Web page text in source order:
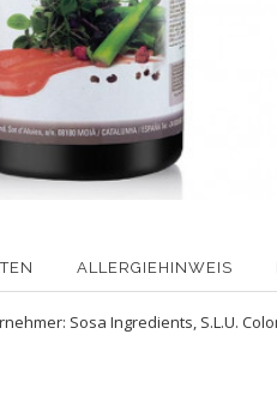
ALLERGIEHINWEIS
Sosa Ingredients, S.L.U.